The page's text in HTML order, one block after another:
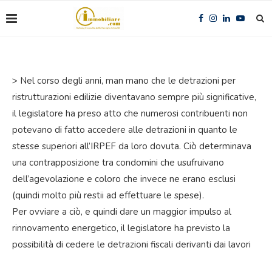
> Nel corso degli anni, man mano che le detrazioni per
ristrutturazioni edilizie diventavano sempre più significative,
il legislatore ha preso atto che numerosi contribuenti non
potevano di fatto accedere alle detrazioni in quanto le
stesse superiori all’IRPEF da loro dovuta. Ciò determinava
una contrapposizione tra condomini che usufruivano
dell’agevolazione e coloro che invece ne erano esclusi
(quindi molto più restii ad effettuare le spese).
Per ovviare a ciò, e quindi dare un maggior impulso al
rinnovamento energetico, il legislatore ha previsto la
possibilità di cedere le detrazioni fiscali derivanti dai lavori